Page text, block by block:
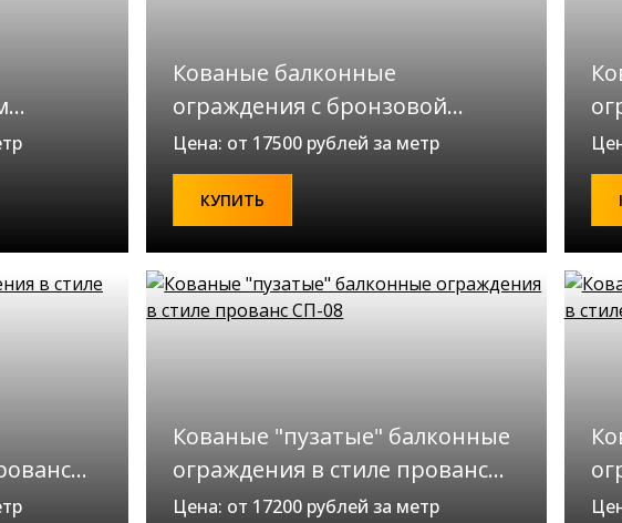
Кованые балконные
ограждения с бронзовой
патиной в стиле прованс СП-05
Цена: от 17500 рублей за метр
КУПИТЬ
Кованые "пузатые" балконные
ограждения в стиле прованс
СП-08
Цена: от 17200 рублей за метр